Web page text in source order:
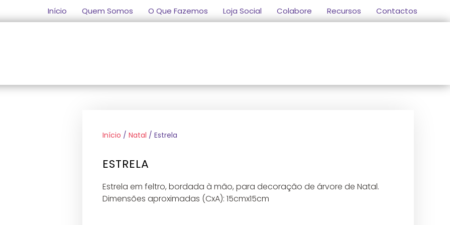
Início Quem Somos O Que Fazemos Loja Social Colabore Recursos Contactos
Início / Natal / Estrela
ESTRELA
Estrela em feltro, bordada à mão, para decoração de árvore de Natal.
Dimensões aproximadas (CxA): 15cmx15cm